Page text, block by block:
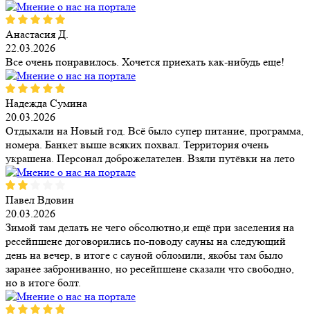
Анастасия Д.
22.03.2026
Все очень понравилось. Хочется приехать как-нибудь еще!
Надежда Сумина
20.03.2026
Отдыхали на Новый год. Всё было супер питание, программа,
номера. Банкет выше всяких похвал. Территория очень
украшена. Персонал доброжелателен. Взяли путёвки на лето
Павел Вдовин
20.03.2026
Зимой там делать не чего обсолютно,и ещё при заселения на
ресейпшене договорились по-поводу сауны на следующий
день на вечер, в итоге с сауной обломили, якобы там было
заранее заброниванно, но ресейпшене сказали что свободно,
но в итоге болт.